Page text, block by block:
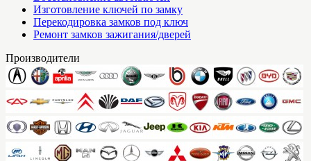
Изготовление ключей по замку
Перекодировка замков под ключ
Ремонт замков зажигания/дверей
Производители